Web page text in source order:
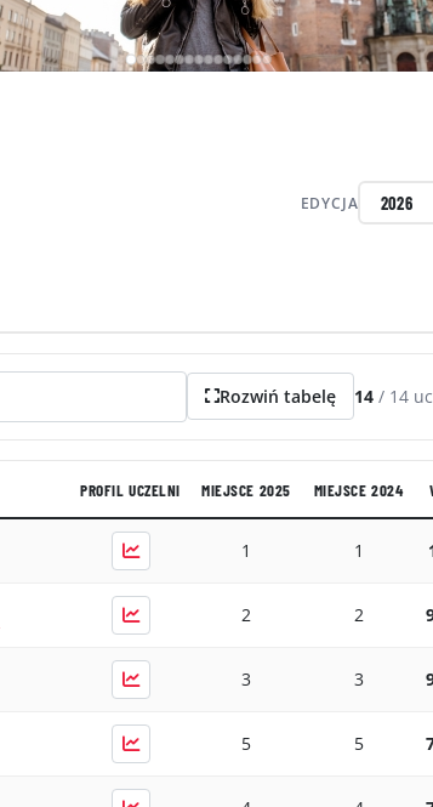
EDYCJA
Rozwiń tabelę 14 / 14
PROFIL UCZELNI MIEJSCE 2025 MIEJSCE 2024
1 1
2 2
3 3
5 5